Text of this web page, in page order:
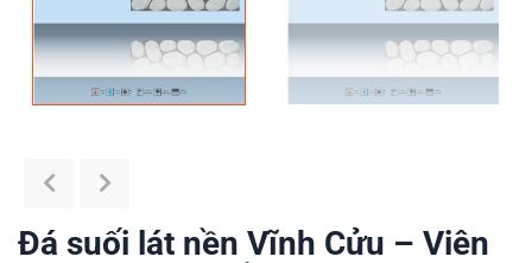
Đá suối lát nền Vĩnh Cửu – Viên